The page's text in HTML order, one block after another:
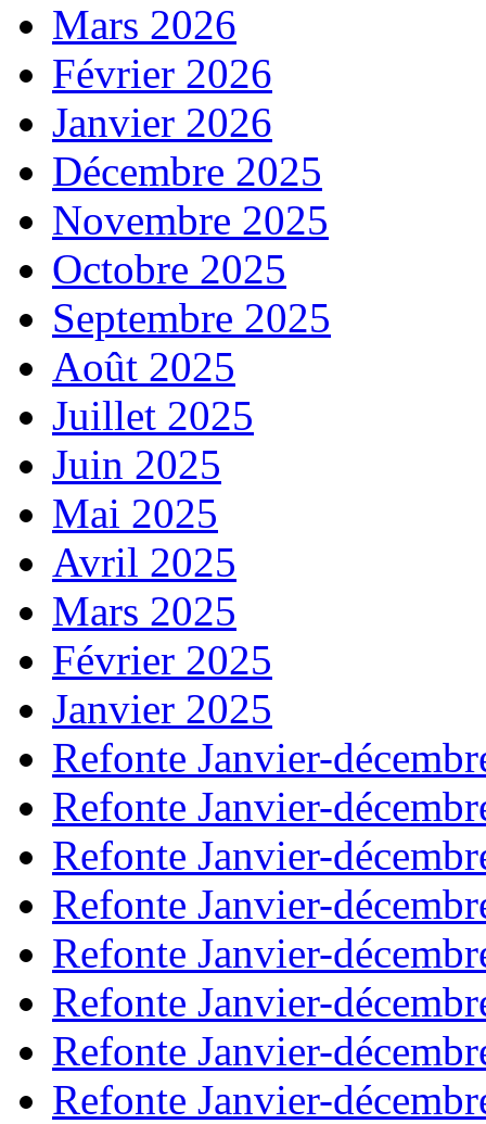
Mars 2026
Février 2026
Janvier 2026
Décembre 2025
Novembre 2025
Octobre 2025
Septembre 2025
Août 2025
Juillet 2025
Juin 2025
Mai 2025
Avril 2025
Mars 2025
Février 2025
Janvier 2025
Refonte Janvier-
Refonte Janvier-
Refonte Janvier-
Refonte Janvier-
Refonte Janvier-
Refonte Janvier-
Refonte Janvier-
Refonte Janvier-